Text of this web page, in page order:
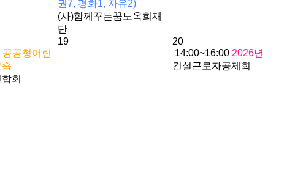
권7, 평화1, 자유2)
(사)함께꾸는꿈노옥희재
단
공공형어린
회
19
20
14:00~16:00 2026년
건설근로자공제회